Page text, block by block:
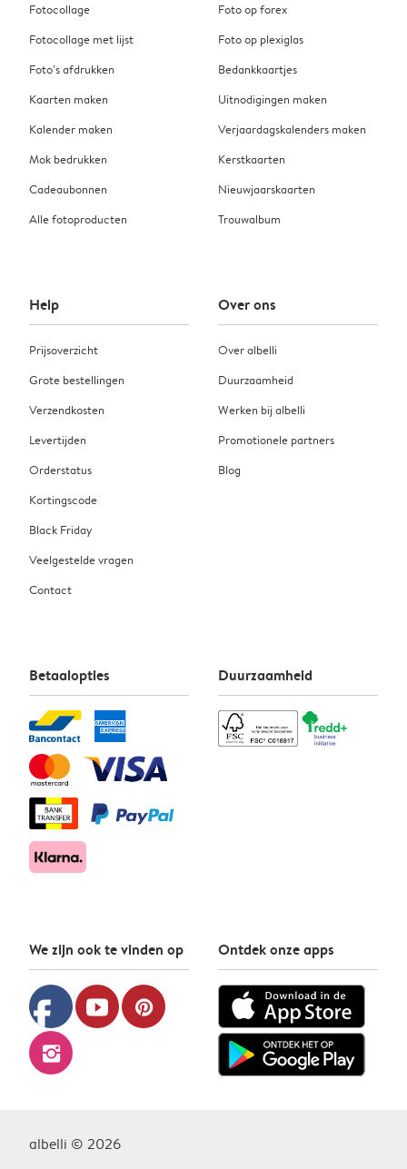
Fotocollage
Fotocollage met lijst
Foto’s afdrukken
Kaarten maken
Kalender maken
Mok bedrukken
Cadeaubonnen
Alle fotoproducten
Foto op forex
Foto op plexiglas
Bedankkaartjes
Uitnodigingen maken
Verjaardagskalenders maken
Kerstkaarten
Nieuwjaarskaarten
Trouwalbum
Help
Prijsoverzicht
Grote bestellingen
Verzendkosten
Levertijden
Orderstatus
Kortingscode
Black Friday
Veelgestelde vragen
Contact
Over ons
Over albelli
Duurzaamheid
Werken bij albelli
Promotionele partners
Blog
Betaalopties Duurzaamheid
We zijn ook te vinden op
facebook youtube pinterest
instagram
Ontdek onze apps
albelli © 2026